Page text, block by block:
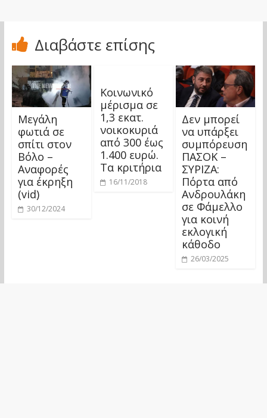
Διαβάστε επίσης
Μεγάλη
φωτιά σε
σπίτι στον
Βόλο –
Αναφορές
για έκρηξη
(vid)
30/12/2024
Κοινωνικό
μέρισμα σε
1,3 εκατ.
νοικοκυριά
από 300 έως
1.400 ευρώ.
Τα κριτήρια
16/11/2018
Δεν μπορεί
να υπάρξει
συμπόρευση
ΠΑΣΟΚ –
ΣΥΡΙΖΑ:
Πόρτα από
Ανδρουλάκη
σε Φάμελλο
για κοινή
εκλογική
κάθοδο
26/03/2025